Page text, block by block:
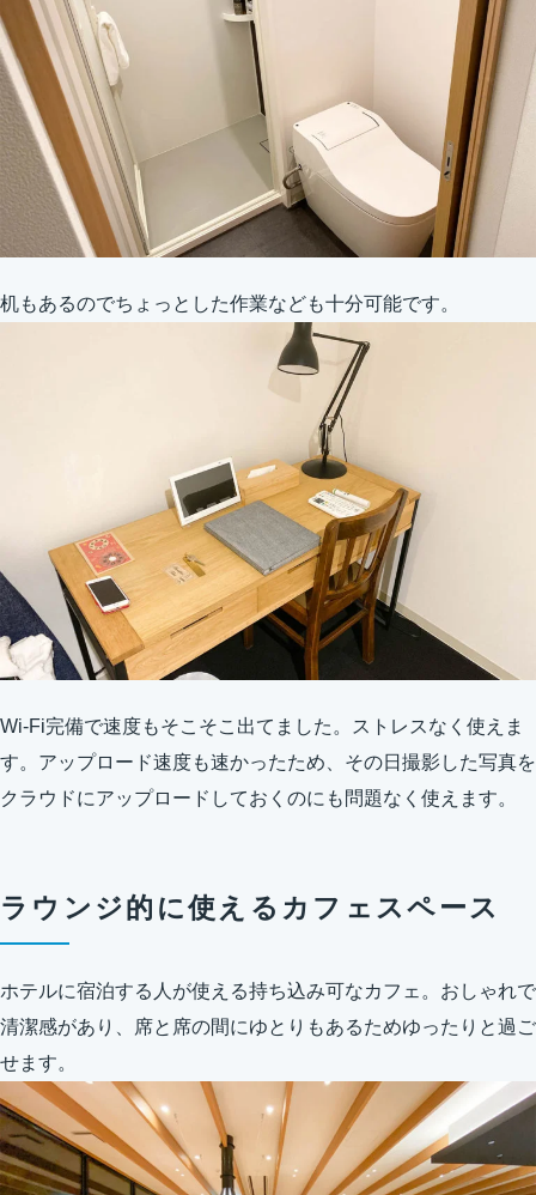
机もあるのでちょっとした作業なども十分可能です。
Wi-Fi完備で速度もそこそこ出てました。ストレスなく使えま
す。アップロード速度も速かったため、その日撮影した写真を
クラウドにアップロードしておくのにも問題なく使えます。
ラウンジ的に使えるカフェスペース
ホテルに宿泊する人が使える持ち込み可なカフェ。おしゃれで
清潔感があり、席と席の間にゆとりもあるためゆったりと過ご
せます。